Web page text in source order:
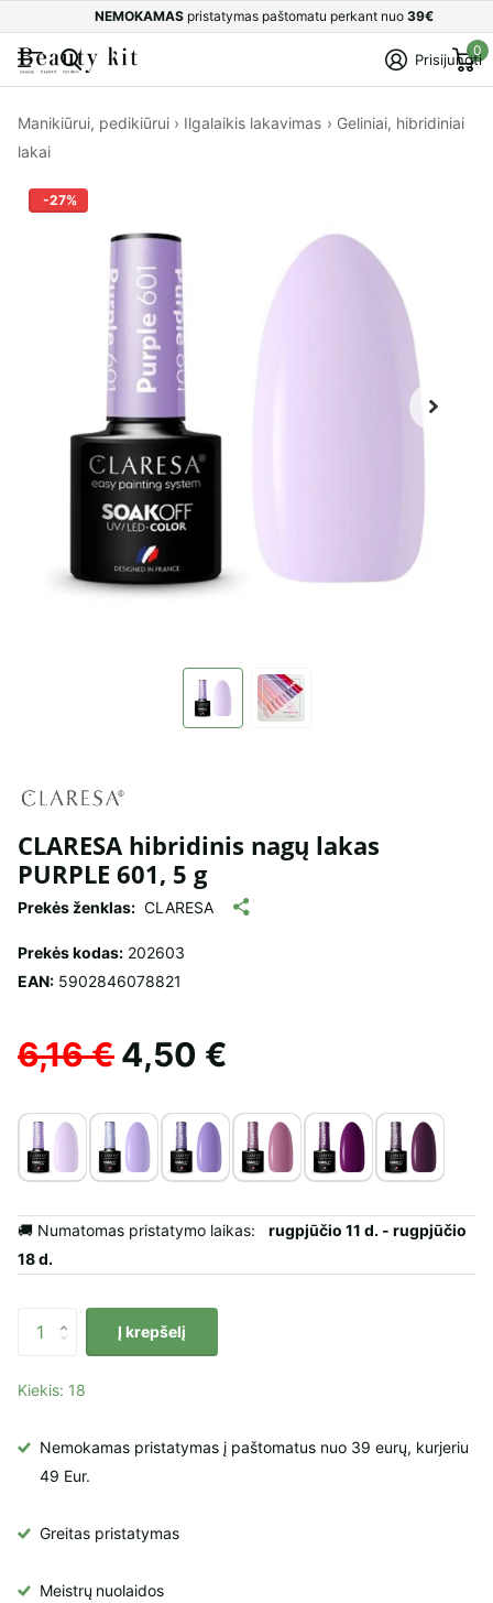
NEMOKAMAS pristatymas paštomatu perkant nuo 39€
Prisijungti
0
Manikiūrui, pedikiūrui › Ilgalaikis lakavimas › Geliniai, hibridiniai
lakai
-27%
CLARESA hibridinis nagų lakas
PURPLE 601, 5 g
Prekės ženklas: CLARESA
Prekės kodas: 202603
EAN: 5902846078821
6,16 €4,50 €
🚚 Numatomas pristatymo laikas: rugpjūčio 11 d. - rugpjūčio
18 d.
Į krepšelį
Kiekis: 18
Nemokamas pristatymas į paštomatus nuo 39 eurų, kurjeriu
49 Eur.
Greitas pristatymas
Meistrų nuolaidos